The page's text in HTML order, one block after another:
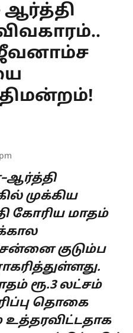
ஜீவனாம்ச
முக்கிய
கோரிய மாதம்
குடும்ப
ரூ.3 லட்சம்
தொகை